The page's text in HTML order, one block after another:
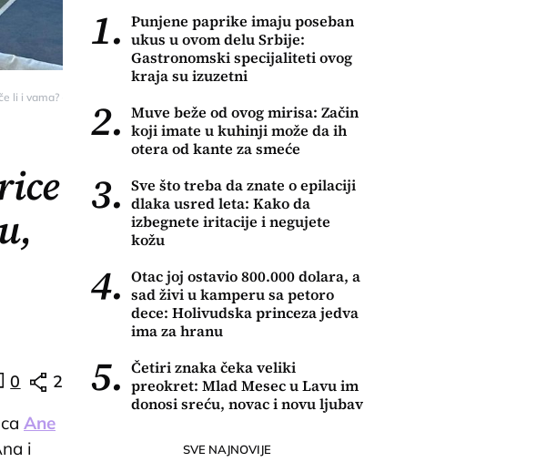
li i vama? - Ona.rs
0 2
Ane
i
1. Punjene paprike imaju poseban
ukus u ovom delu Srbije:
Gastronomski specijaliteti ovog
kraja su izuzetni
2. Muve beže od ovog mirisa: Začin
koji imate u kuhinji može da ih
otera od kante za smeće
3. Sve što treba da znate o epilaciji
dlaka usred leta: Kako da
izbegnete iritacije i negujete
kožu
4. Otac joj ostavio 800.000 dolara, a
sad živi u kamperu sa petoro
dece: Holivudska princeza jedva
ima za hranu
5. Četiri znaka čeka veliki
preokret: Mlad Mesec u Lavu im
donosi sreću, novac i novu ljubav
SVE NAJNOVIJE